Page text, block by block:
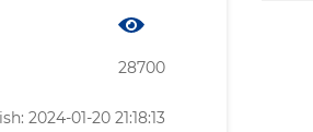
28700
2024-01-20 21:18:13